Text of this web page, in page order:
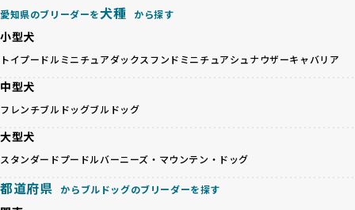
基づいた責任あるブリーディングを確保しています。
さらに、健康管理、社会性の育成、遺伝子検査、食事や運動
の質など、ワンちゃんの心身に配慮した飼育環境が整ってい
るかを評価する12項目の総合基準を設けています。これによ
り、より高い基準をクリアしたブリーダーだけを厳選してい
ます。
その結果、合格率10%未満という厳しい基準をクリアした優
良ブリーダーのみが登録されています。
BreederFamiliesでは、法令に準拠するだけでなく、ワンち
ゃんを家族のように愛するという理念を共有するブリーダー
のみを厳選しています。これにより、ユーザーの皆さんに安
心して選べる選択肢を提供しています。
待する理想と現実が大きく異なることも少なくありません。
健康と性格を次世代に引き継ぐために、ミックス犬の繁殖を
避けます。無計画な交配がもたらすリスクを理解し、飼い主
殖を徹底しているのです。
一方、営利優先ブリーダーは流行や需要に応じて安易にミッ
が多く見受けられます。場合によっては、チワワ×ハスキー
等体格の異なるリスクの高い交配を行うこともあります。
愛知県のブリーダーを犬種 から探す
小型犬
トイプードル ミニチュアダックスフンド ミニチュアシュナウザーキャバリア
中型犬
フレンチブルドッグブルドッグ
大型犬
スタンダードプードルバーニーズ・マウンテン・ドッグ
都道府県 からブルドッグのブリーダーを探す